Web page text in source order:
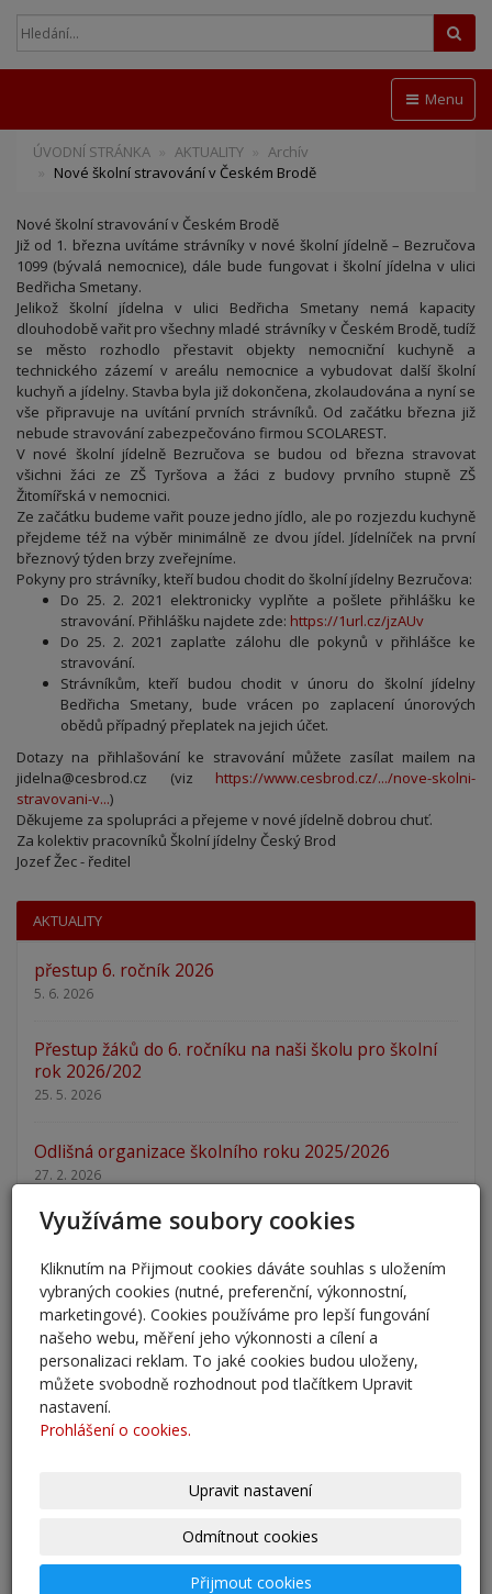
Menu
ÚVODNÍ STRÁNKA AKTUALITY
Archív
Nové školní stravování v Českém Brodě
Nové školní stravování v Českém Brodě
Již od 1. března uvítáme strávníky v nové školní jídelně – Bezručova
1099 (bývalá nemocnice), dále bude fungovat i školní jídelna v ulici
Bedřicha Smetany.
Jelikož školní jídelna v ulici Bedřicha Smetany nemá kapacity
dlouhodobě vařit pro všechny mladé strávníky v Českém Brodě, tudíž
se město rozhodlo přestavit objekty nemocniční kuchyně a
technického zázemí v areálu nemocnice a vybudovat další školní
kuchyň a jídelny. Stavba byla již dokončena, zkolaudována a nyní se
vše připravuje na uvítání prvních strávníků. Od začátku března již
nebude stravování zabezpečováno firmou SCOLAREST.
V nové školní jídelně Bezručova se budou od března stravovat
všichni žáci ze ZŠ Tyršova a žáci z budovy prvního stupně ZŠ
Žitomířská v nemocnici.
Ze začátku budeme vařit pouze jedno jídlo, ale po rozjezdu kuchyně
přejdeme též na výběr minimálně ze dvou jídel. Jídelníček na první
březnový týden brzy zveřejníme.
Pokyny pro strávníky, kteří budou chodit do školní jídelny Bezručova:
Do 25. 2. 2021 elektronicky vyplňte a pošlete přihlášku ke
stravování. Přihlášku najdete zde: https://1url.cz/jzAUv
Do 25. 2. 2021 zaplaťte zálohu dle pokynů v přihlášce ke
stravování.
Strávníkům, kteří budou chodit v únoru do školní jídelny
Bedřicha Smetany, bude vrácen po zaplacení únorových
obědů případný přeplatek na jejich účet.
Dotazy na přihlašování ke stravování můžete zasílat mailem na
jidelna@cesbrod.cz (viz https://www.cesbrod.cz/.../nove-skolni-
stravovani-v...)
Děkujeme za spolupráci a přejeme v nové jídelně dobrou chuť.
Za kolektiv pracovníků Školní jídelny Český Brod
Jozef Žec - ředitel
AKTUALITY
přestup 6. ročník 2026
5. 6. 2026
Přestup žáků do 6. ročníku na naši školu pro školní
rok 2026/202
25. 5. 2026
Odlišná organizace školního roku 2025/2026
27. 2. 2026
Zápis 2026 - výsledky
Zápis 2026
14. 1. 2026
Nový školní rok - informace
31. 8. 2025
27. 8. 2025
Využíváme soubory cookies
Kliknutím na Přijmout cookies dáváte souhlas s uložením
vybraných cookies (nutné, preferenční, výkonnostní,
marketingové). Cookies používáme pro lepší fungování
našeho webu, měření jeho výkonnosti a cílení a
personalizaci reklam. To jaké cookies budou uloženy,
můžete svobodně rozhodnout pod tlačítkem Upravit
nastavení.
Prohlášení o cookies.
Upravit nastavení
Odmítnout cookies
Přijmout cookies